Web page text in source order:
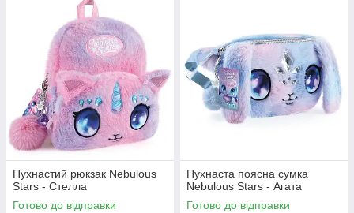
Пухнастий рюкзак Nebulous
Stars - Стелла
Готово до відправки
Пухнаста поясна сумка
Nebulous Stars - Агата
Готово до відправки